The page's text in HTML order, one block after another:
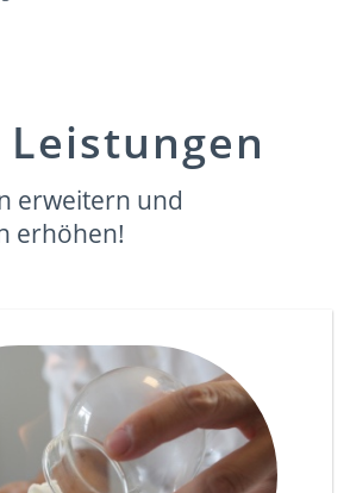
erweitern und
erhöhen!